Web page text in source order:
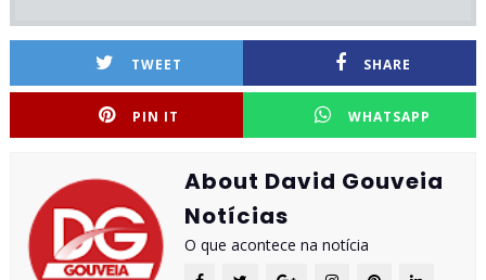
TWEET SHARE
PIN IT WHATSAPP
About David Gouveia
Notícias
O que acontece na notícia